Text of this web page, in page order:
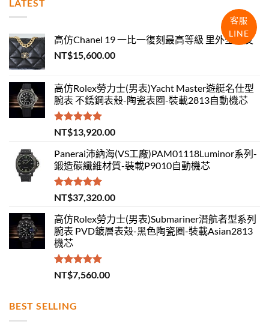
LATEST
高仿Chanel 19 一比一復刻最高等級 里外全羊皮
NT$15,600.00
高仿Rolex勞力士(男表)Yacht Master遊艇名仕型
腕表 不銹鋼表殼-陶瓷表圈-裝載2813自動機芯
評分5.00
滿分 5
NT$13,920.00
Panerai沛納海(VS工廠)PAM01118Luminor系列-
鍛造碳纖維材質-裝載P9010自動機芯
評分5.00
滿分 5
NT$37,320.00
高仿Rolex勞力士(男表)Submariner潛航者型系列
腕表 PVD鍍層表殼-黑色陶瓷圈-裝載Asian2813
機芯
評分 5.00
滿分 5
NT$7,560.00
BEST SELLING
客服
LINE